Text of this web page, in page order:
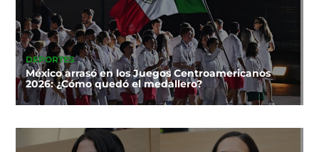
DEPORTES
México arrasó en los Juegos Centroamericanos
2026: ¿Cómo quedó el medallero?